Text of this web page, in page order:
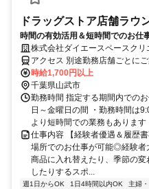
ドラッグストア店舗ラウ
時間の有効活用＆短時間でのお仕
ート重視のお仕事！
株式会社ダイエースペースク
グストア店舗ラウンダー(化粧品
アクセス 別途勤務店舗ごとに
時給1,700円以上
千葉県山武市
勤務時間 指定する期間内での
日～金曜日の間 ・勤務時間は
より短時間での業務もありま
仕事内容 【経験者優遇＆履歴
場所でのお仕事が可能◎経験者
商品に入れ替えたり、季節の
したりするスポ...
週1日からOK 1日4時間以内OK 主婦